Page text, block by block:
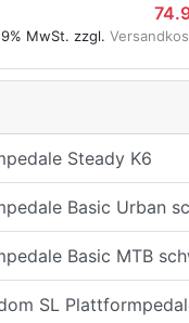
MwSt. zzgl.
Steady K6
Basic Urban
Basic MTB
SL